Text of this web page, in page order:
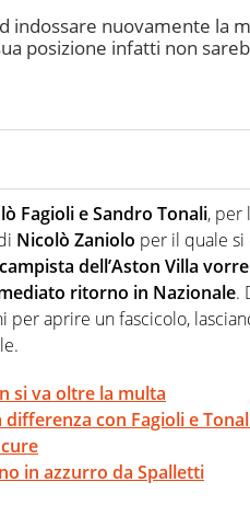
indossare nuovamente la
posizione infatti non
e la tesi di laurea sugli
tra passione e
scandaglia l'universo mondo
Fagioli e Sandro Tonali, per
Nicolò Zaniolo per il quale
dell’Aston Villa
ritorno in Nazionale.
per aprire un fascicolo,
si va oltre la multa
con Fagioli e
in azzurro da Spalletti